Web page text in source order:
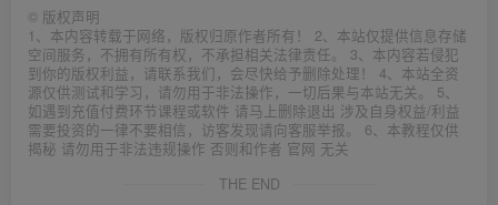
© 版权声明
1、本内容转载于网络，版权归原作者所有！ 2、本站仅提供信息存储
空间服务，不拥有所有权，不承担相关法律责任。 3、本内容若侵犯
到你的版权利益，请联系我们，会尽快给予删除处理！ 4、本站全资
源仅供测试和学习，请勿用于非法操作，一切后果与本站无关。 5、
如遇到充值付费环节课程或软件 请马上删除退出 涉及自身权益/利益
需要投资的一律不要相信，访客发现请向客服举报。 6、本教程仅供
揭秘 请勿用于非法违规操作 否则和作者 官网 无关
THE END